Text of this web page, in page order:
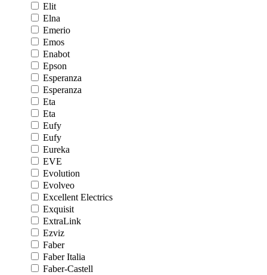
Elit
Elna
Emerio
Emos
Enabot
Epson
Esperanza
Esperanza
Eta
Eta
Eufy
Eufy
Eureka
EVE
Evolution
Evolveo
Excellent Electrics
Exquisit
ExtraLink
Ezviz
Faber
Faber Italia
Faber-Castell